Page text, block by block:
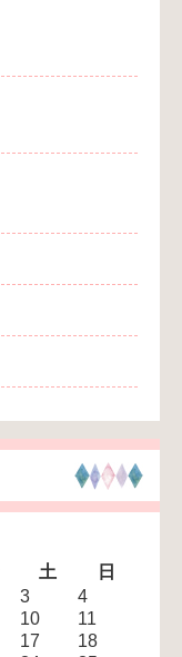
土
日
3
4
10
11
17
18